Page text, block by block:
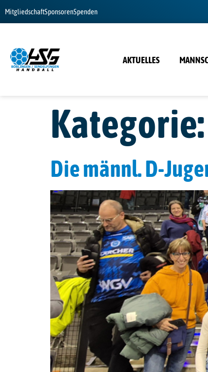
MitgliedschaftSponsorenSpenden
AKTUELLES
Kategorie:
Die männl. D-